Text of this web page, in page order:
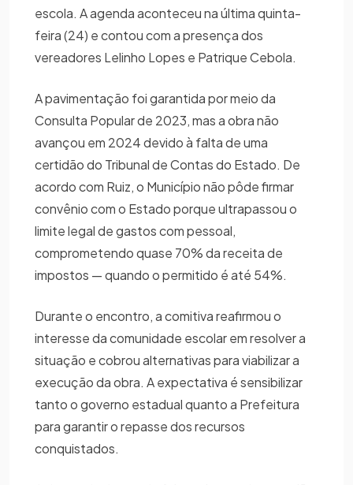
escola. A agenda aconteceu na última quinta-
feira (24) e contou com a presença dos
vereadores Lelinho Lopes e Patrique Cebola.
A pavimentação foi garantida por meio da
Consulta Popular de 2023, mas a obra não
avançou em 2024 devido à falta de uma
certidão do Tribunal de Contas do Estado. De
acordo com Ruiz, o Município não pôde firmar
convênio com o Estado porque ultrapassou o
limite legal de gastos com pessoal,
comprometendo quase 70% da receita de
impostos — quando o permitido é até 54%.
Durante o encontro, a comitiva reafirmou o
interesse da comunidade escolar em resolver a
situação e cobrou alternativas para viabilizar a
execução da obra. A expectativa é sensibilizar
tanto o governo estadual quanto a Prefeitura
para garantir o repasse dos recursos
conquistados.